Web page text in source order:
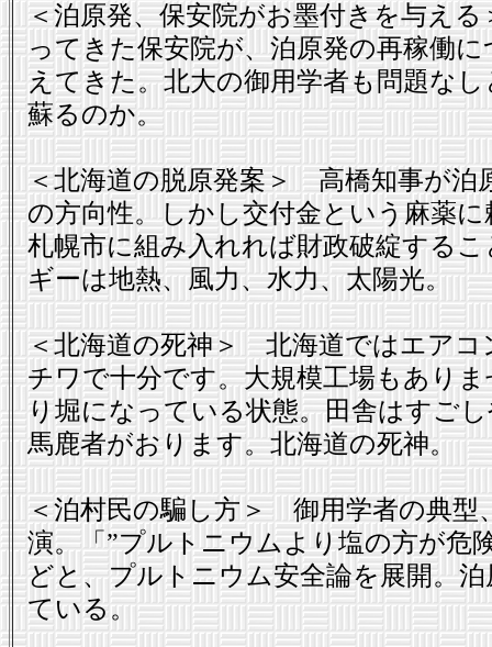
＜泊原発、保安院がお墨付きを与え
ってきた保安院が、泊原発の再稼働
えてきた。北大の御用学者も問題な
蘇るのか。
＜北海道の脱原発案＞ 高橋知事が泊
の方向性。しかし交付金という麻薬
札幌市に組み入れれば財政破綻する
ギーは地熱、風力、水力、太陽光。
＜北海道の死神＞ 北海道ではエアコ
チワで十分です。大規模工場もあり
り堀になっている状態。田舎はすご
馬鹿者がおります。北海道の死神。
＜泊村民の騙し方＞ 御用学者の典
演。「”プルトニウムより塩の方が危
どと、プルトニウム安全論を展開。
ている。